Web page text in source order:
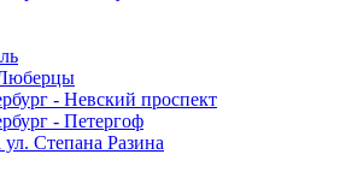
- Невский проспект
- Петергоф
Степана Разина